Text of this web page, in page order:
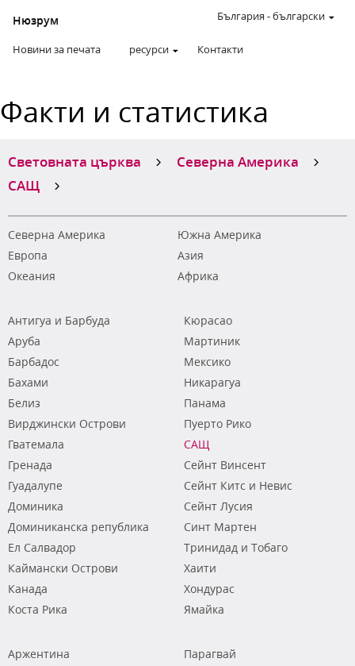
Нюзрум
Новини за печата ресурси Контакти
България -български
Факти и статистика
Световната църква
Северна Америка
САЩ
Северна Америка
Южна Америка
Европа
Азия
Океания
Африка
Антигуа и Барбуда
Аруба
Барбадос
Бахами
Белиз
Вирджински Острови
Гватемала
Гренада
Гуадалупе
Доминика
Доминиканска република
Ел Салвадор
Каймански Острови
Канада
Коста Рика
Кюрасао
Мартиник
Мексико
Никарагуа
Панама
Пуерто Рико
САЩ
Сейнт Винсент
Сейнт Китс и Невис
Сейнт Лусия
Синт Мартен
Тринидад и Тобаго
Хаити
Хондурас
Ямайка
Аржентина
Парагвай